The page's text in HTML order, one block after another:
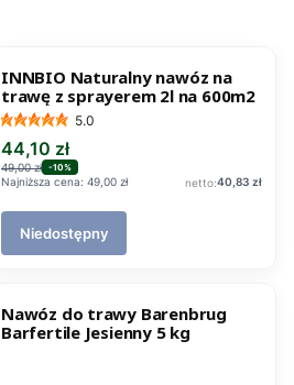
INNBIO Naturalny nawóz na
trawę z sprayerem 2l na 600m2
5.0
Cena promocyjna
44,10 zł
49,00 zł -10%
Najniższa cena: 49,00 zł Cena
40,83 zł
Niedostępny
Nawóz do trawy Barenbrug
Barfertile Jesienny 5 kg